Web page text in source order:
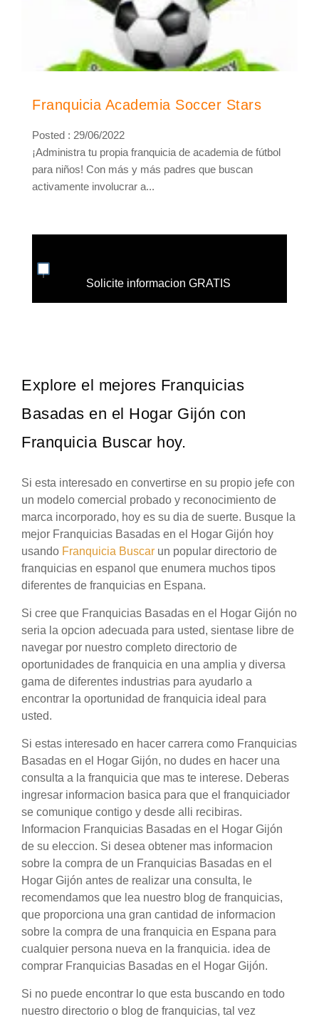
Franquicia Academia Soccer Stars
Posted : 29/06/2022
¡Administra tu propia franquicia de academia de fútbol
para niños! Con más y más padres que buscan
activamente involucrar a...
Solicite informacion GRATIS
Explore el mejores Franquicias
Basadas en el Hogar Gijón con
Franquicia Buscar hoy.
Si esta interesado en convertirse en su propio jefe con
un modelo comercial probado y reconocimiento de
marca incorporado, hoy es su dia de suerte. Busque la
mejor Franquicias Basadas en el Hogar Gijón hoy
usando Franquicia Buscar un popular directorio de
franquicias en espanol que enumera muchos tipos
diferentes de franquicias en Espana.
Si cree que Franquicias Basadas en el Hogar Gijón no
seria la opcion adecuada para usted, sientase libre de
navegar por nuestro completo directorio de
oportunidades de franquicia en una amplia y diversa
gama de diferentes industrias para ayudarlo a
encontrar la oportunidad de franquicia ideal para
usted.
Si estas interesado en hacer carrera como Franquicias
Basadas en el Hogar Gijón, no dudes en hacer una
consulta a la franquicia que mas te interese. Deberas
ingresar informacion basica para que el franquiciador
se comunique contigo y desde alli recibiras.
Informacion Franquicias Basadas en el Hogar Gijón
de su eleccion. Si desea obtener mas informacion
sobre la compra de un Franquicias Basadas en el
Hogar Gijón antes de realizar una consulta, le
recomendamos que lea nuestro blog de franquicias,
que proporciona una gran cantidad de informacion
sobre la compra de una franquicia en Espana para
cualquier persona nueva en la franquicia. idea de
comprar Franquicias Basadas en el Hogar Gijón.
Si no puede encontrar lo que esta buscando en todo
nuestro directorio o blog de franquicias, tal vez